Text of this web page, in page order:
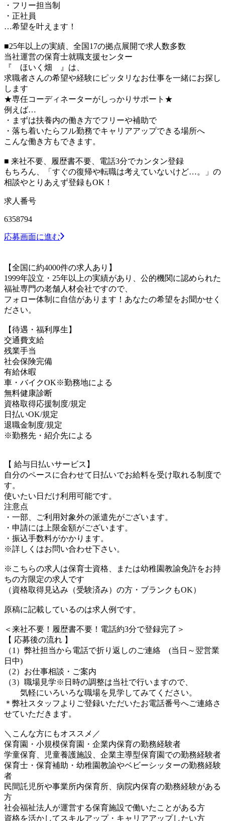
・フリー担当制
・正社員
…希望を叶えます！
■25年以上の実績、全国17の拠点展開で求人数多数
当社運営の保育士就職支援センター
『 ほいく畑 』は、
求職者さんの希望や経験にピッタリなお仕事を一緒にお探し
します
★専任コーディネーターがしっかりサポート★
例えば…
・まずは扶養内の働き方でフリーや補助で
・落ち着いたらフル勤務でキャリアアップできる場所へ
こんな働き方もできます。
■ 来社不要、履歴書不要、電話3分でカンタン登録
もちろん、「すぐの復帰や転職は考えていないけど…。」の
相談やとりあえず登録もOK！
求人番号
6358794
応募画面に進む
【全国に約4000件の求人あり】
1999年設立・25年以上の実績があり、公的機関に認められた
福祉専門の老舗人材会社ですので、
フォロー体制に自信があります！あなたの希望をお聞かせく
ださい。
【待遇・福利厚生】
交通費支給
残業手当
社会保険完備
有給休暇
車・バイクOK※勤務地による
無料健康診断
資格取得応援制度/規定
日払いOK/規定
退職金制度/規定
※勤務先・紹介先による
【 給与日払いサービス】
自分のペースに合わせて日払いでお給料を受け取れる制度で
す。
使いたい日だけ利用可能です。
注意点
・一部、ご利用対象外の派遣先がございます。
・申請には上限金額がございます。
・振込手数料がかかります。
※詳しくはお問い合わせ下さい。
※こちらの求人は保育士資格、または幼稚園教諭免許をお持
ちの方限定の求人です
（資格取得見込み（受験済み）の方・ブランクもOK）
原稿に記載しているのは求人例です。
＜来社不要！履歴書不要！電話約3分で登録完了＞
【 応募後の流れ 】
（1）弊社担当から電話で折り返しのご連絡 (当日～翌営業
日中)
（2）お仕事相談・ご案内
（3）職場見学※日時の調整は当社で行いますので、
気軽にいろいろな職場を見学してみてください。
＊弊社スタッフよりご登録いただいたお電話番号へご連絡さ
せていただきます。
＼こんな方にもオススメ／
保育園・小規模保育園・企業内保育の勤務経験者
学童保育、児童養護施設、企業主導型保育園での勤務経験者
保育士・保育補助・幼稚園教諭やベビーシッターの勤務経験
者
民間託児所や事業所内保育所、病院内保育の勤務経験がある
方
社会福祉法人が運営する保育施設で働いたことがある方
資格を活かしてスキルアップ・キャリアアップしたい方